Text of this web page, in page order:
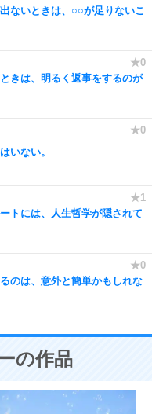
ないときは、○○が足りないこ
きは、明るく返事をするのが
いない。
トには、人生哲学が隠されて
のは、意外と簡単かもしれな
の作品